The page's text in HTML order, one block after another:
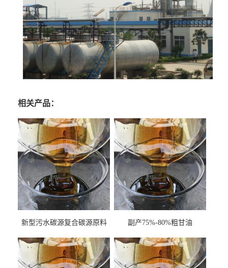
相关产品：
新型污水碳源复合碳源原料
副产75%-80%粗甘油